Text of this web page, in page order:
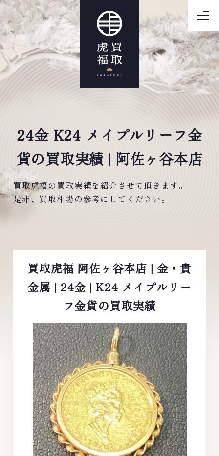
24金 K24 メイプルリーフ金
貨の買取実績 | 阿佐ヶ谷本店
買取虎福の買取実績を紹介させて頂きます。
是非、買取相場の参考にしてください。
買取虎福 阿佐ヶ谷本店 | 金・貴
金属 | 24金 | K24 メイプルリー
フ金貨の買取実績